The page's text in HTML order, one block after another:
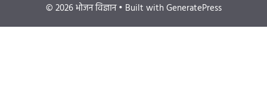
© 2026 भोजन विज्ञान• Built with GeneratePress